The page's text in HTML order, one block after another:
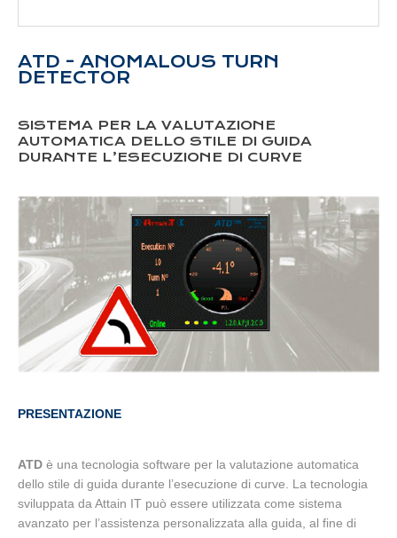
ATD - ANOMALOUS TURN
DETECTOR
SISTEMA PER LA VALUTAZIONE
AUTOMATICA DELLO STILE DI GUIDA
DURANTE L’ESECUZIONE DI CURVE
PRESENTAZIONE
ATD è una tecnologia software per la valutazione automatica
dello stile di guida durante l’esecuzione di curve. La tecnologia
sviluppata da Attain IT può essere utilizzata come sistema
avanzato per l’assistenza personalizzata alla guida, al fine di